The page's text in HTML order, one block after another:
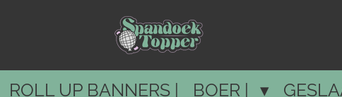
ROLL UP BANNERS | BOER |